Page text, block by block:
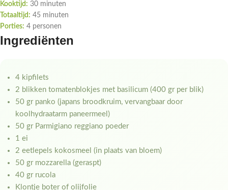
Kooktijd: 30 minuten
Totaaltijd: 45 minuten
Porties: 4 personen
Ingrediënten
4 kipfilets
2 blikken tomatenblokjes met basilicum (400 gr per blik)
50 gr panko (japans broodkruim, vervangbaar door
koolhydraatarm paneermeel)
50 gr Parmigiano reggiano poeder
1 ei
2 eetlepels kokosmeel (in plaats van bloem)
50 gr mozzarella (geraspt)
40 gr rucola
Klontje boter of olijfolie